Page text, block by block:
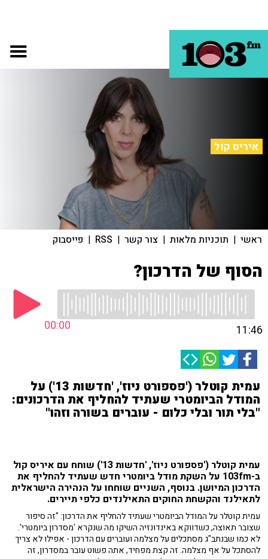
איריס קול
ראשי | תוכניות מלאות | צור קשר |
RSS
| פייסבוק
הסוף של הדרכון?
00:00 11:46
עמית קוטלר ('פספורט ניוז', 'חדשות 13') על
המודל הביומטרי שעתיד להחליף את הדרכונים:
"בלי תור ובלי כלום - עוברים בשורה וזהו"
עמית קוטלר ('פספורט ניוז', 'חדשות 13') שוחח עם איריס קול
ב-103fm על השקת מודל ביומטרי חדש שעתיד להחליף את
הדרכון המיושן. בנוסף, השניים שוחחו על הנהירה הישראלית
לתאילנד והקשחת החוקים התאילנדים כלפי תיירים.
עמית קוטלר על המודל הביומטרי שעתיד להחליף את הדרכון: "זה סיפור
שצובר תאוצה, כשדווקא באינדונזיה השיקו מה שנקרא 'מסדרון ביומטרי'.
לא כמו שבנתב"ג מסתכלים על מצלמה ועוברים עם הדרכון - אפילו לא צריך
להסתכל על אף מצלמה. זה קצת מפחיד, אתה פשוט עובר במסדרון, זה